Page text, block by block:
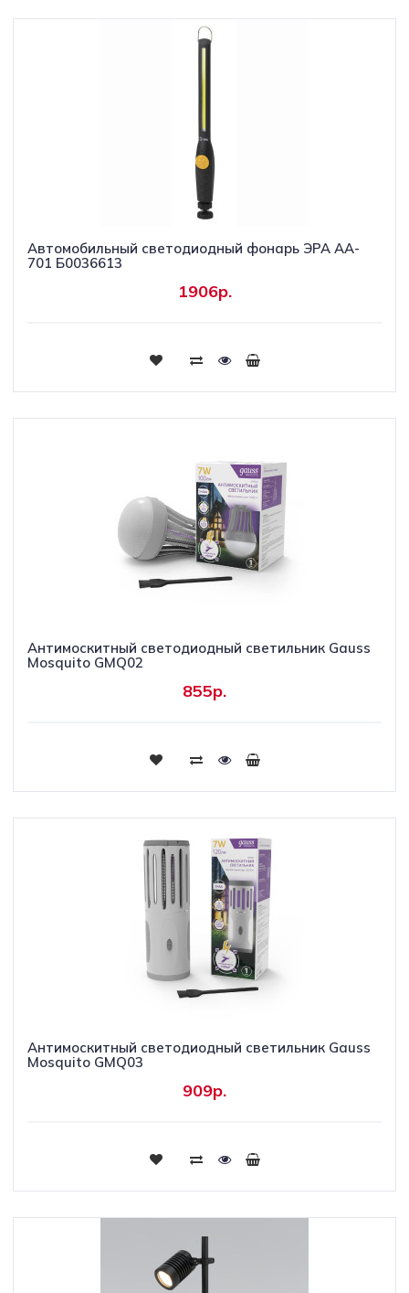
Автомобильный светодиодный фонарь ЭРА AA-
701 Б0036613
1906р.
Купить
Антимоскитный светодиодный светильник Gauss
Mosquito GMQ02
855р.
Купить
Антимоскитный светодиодный светильник Gauss
Mosquito GMQ03
909р.
Купить